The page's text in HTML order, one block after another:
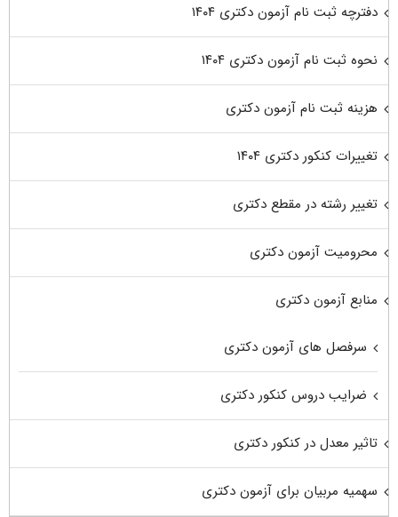
دفترچه ثبت نام آزمون دکتری ۱۴۰۴
نحوه ثبت نام آزمون دکتری ۱۴۰۴
هزینه ثبت نام آزمون دکتری
تغییرات کنکور دکتری ۱۴۰۴
تغییر رشته در مقطع دکتری
محرومیت آزمون دکتری
منابع آزمون دکتری
سرفصل های آزمون دکتری
ضرایب دروس کنکور دکتری
تاثیر معدل در کنکور دکتری
سهمیه مربیان برای آزمون دکتری